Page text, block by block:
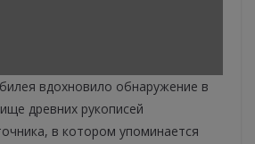
вдохновило обнаружение в
древних рукописей
в котором упоминается